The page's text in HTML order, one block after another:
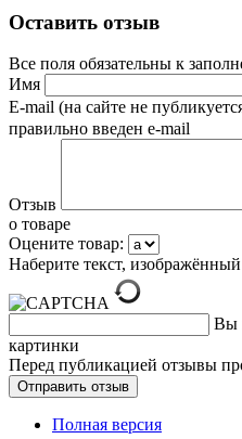
Оставить отзыв
Все поля обязательны к
Имя
E-mail (на сайте не
правильно введен e-mail
Отзыв
о товаре
Оцените товар:
Наберите текст,
Вы
картинки
Перед публикацией отзывы
Полная версия